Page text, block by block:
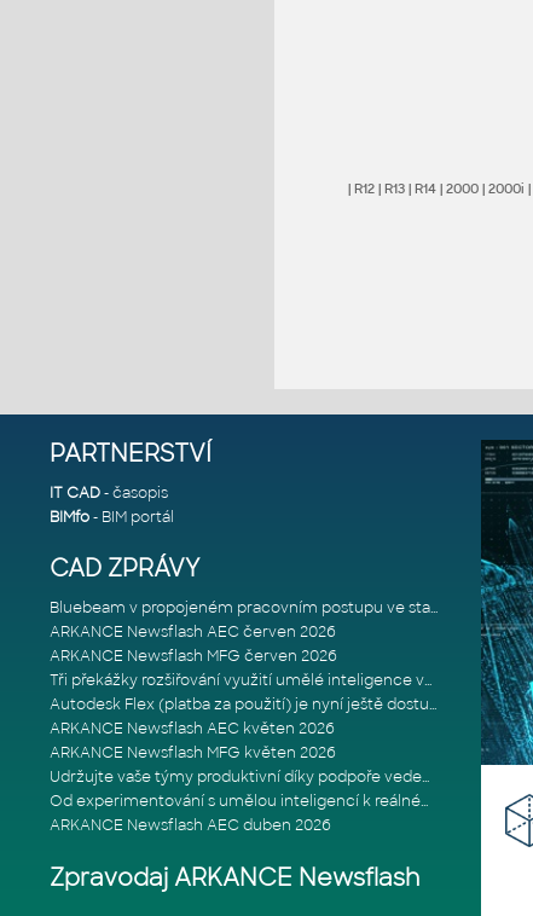
| R12| R13| R14| 2000| 2000i |
PARTNERSTVÍ
IT CAD- časopis
BIMfo- BIM portál
CAD ZPRÁVY
Bluebeam v propojeném pracovním postupu ve stavebnictví: Proč je int
ARKANCE Newsflash AEC červen 2026
ARKANCE Newsflash MFG červen 2026
Tři překážky rozšiřování využití umělé inteligence ve stavebním prům
Autodesk Flex (platba za použití) je nyní ještě dostupnější
ARKANCE Newsflash AEC květen 2026
ARKANCE Newsflash MFG květen 2026
Udržujte vaše týmy produktivní díky podpoře vedené odborníky
Od experimentování s umělou inteligencí k reálnému dopadu na podniká
ARKANCE Newsflash AEC duben 2026
Zpravodaj ARKANCE Newsflash